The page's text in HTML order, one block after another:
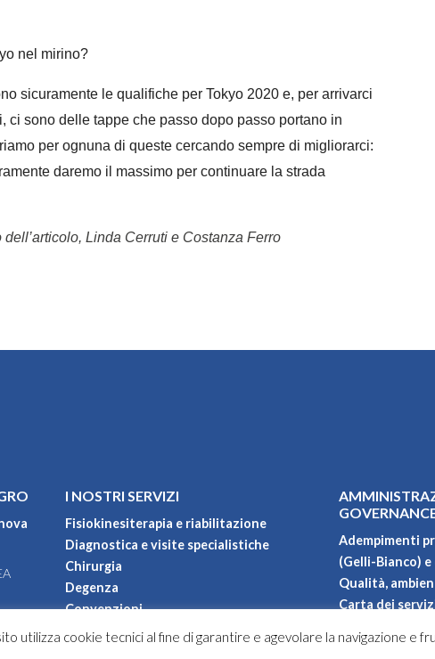
nel mirino?
sicuramente le qualifiche per Tokyo 2020 e, per arrivarci
ci sono delle tappe che passo dopo passo portano in
per ognuna di queste cercando sempre di migliorarci:
daremo il massimo per continuare la strada
dell’articolo, Linda Cerruti e Costanza Ferro
I NOSTRI SERVIZI
Fisiokinesiterapia e riabilitazione
Diagnostica e visite specialistiche
Chirurgia
Degenza
Convenzioni
Adempimenti
(Gelli-Bianco) e
Qualità,
Carta dei
Progetti di
utilizza cookie tecnici al fine di garantire e agevolare la navigazione e